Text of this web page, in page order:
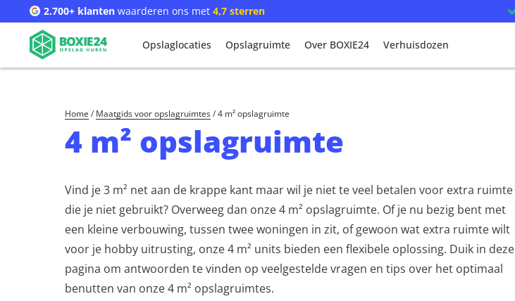
2.700+ klanten waarderen ons met 4,7 sterren
Opslaglocaties Opslagruimte Over BOXIE24 Verhuisdozen
Home / Maatgids voor opslagruimtes/ 4 m² opslagruimte
4 m² opslagruimte
Vind je 3 m² net aan de krappe kant maar wil je niet te veel betalen voor extra ruimte
die je niet gebruikt? Overweeg dan onze 4 m² opslagruimte. Of je nu bezig bent met
een kleine verbouwing, tussen twee woningen in zit, of gewoon wat extra ruimte wilt
voor je hobby uitrusting, onze 4 m² units bieden een flexibele oplossing. Duik in deze
pagina om antwoorden te vinden op veelgestelde vragen en tips over het optimaal
benutten van onze 4 m² opslagruimtes.